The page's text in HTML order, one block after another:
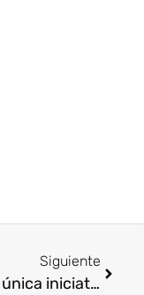
Siguiente
Jarvis: “IMPACT 2030 es la única iniciativa enfocada a los Objetivos de Desarrollo Sostenible a través del Voluntariado Corporativo”